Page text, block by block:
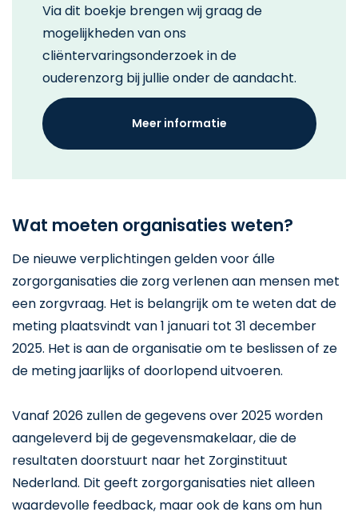
Via dit boekje brengen wij graag de
mogelijkheden van ons
cliëntervaringsonderzoek in de
ouderenzorg bij jullie onder de aandacht.
Meer informatie
Wat moeten organisaties weten?
De nieuwe verplichtingen gelden voor álle
zorgorganisaties die zorg verlenen aan mensen met
een zorgvraag. Het is belangrijk om te weten dat de
meting plaatsvindt van 1 januari tot 31 december
2025. Het is aan de organisatie om te beslissen of ze
de meting jaarlijks of doorlopend uitvoeren.
Vanaf 2026 zullen de gegevens over 2025 worden
aangeleverd bij de gegevensmakelaar, die de
resultaten doorstuurt naar het Zorginstituut
Nederland. Dit geeft zorgorganisaties niet alleen
waardevolle feedback, maar ook de kans om hun